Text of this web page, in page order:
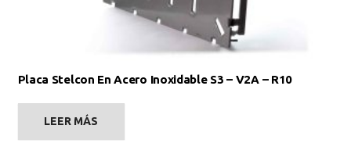
Placa Stelcon En Acero Inoxidable S3 – V2A – R10
LEER MÁS